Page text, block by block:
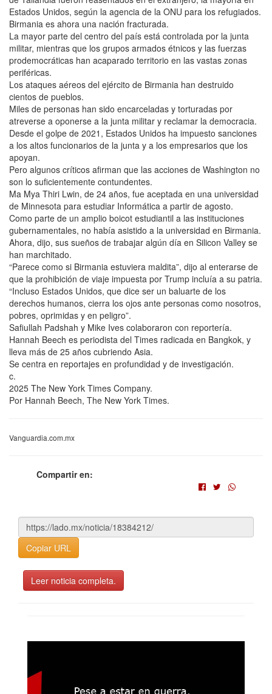
Estados Unidos, según la agencia de la ONU para los refugiados.
Birmania es ahora una nación fracturada.
La mayor parte del centro del país está controlada por la junta
militar, mientras que los grupos armados étnicos y las fuerzas
prodemocráticas han acaparado territorio en las vastas zonas
periféricas.
Los ataques aéreos del ejército de Birmania han destruido
cientos de pueblos.
Miles de personas han sido encarceladas y torturadas por
atreverse a oponerse a la junta militar y reclamar la democracia.
Desde el golpe de 2021, Estados Unidos ha impuesto sanciones
a los altos funcionarios de la junta y a los empresarios que los
apoyan.
Pero algunos críticos afirman que las acciones de Washington no
son lo suficientemente contundentes.
Ma Mya Thiri Lwin, de 24 años, fue aceptada en una universidad
de Minnesota para estudiar Informática a partir de agosto.
Como parte de un amplio boicot estudiantil a las instituciones
gubernamentales, no había asistido a la universidad en Birmania.
Ahora, dijo, sus sueños de trabajar algún día en Silicon Valley se
han marchitado.
“Parece como si Birmania estuviera maldita”, dijo al enterarse de
que la prohibición de viaje impuesta por Trump incluía a su patria.
“Incluso Estados Unidos, que dice ser un baluarte de los
derechos humanos, cierra los ojos ante personas como nosotros,
pobres, oprimidas y en peligro”.
Safiullah Padshah y Mike Ives colaboraron con reportería.
Hannah Beech es periodista del Times radicada en Bangkok, y
lleva más de 25 años cubriendo Asia.
Se centra en reportajes en profundidad y de investigación.
c.
2025 The New York Times Company.
Por Hannah Beech, The New York Times.
Vanguardia.com.mx
Compartir en:
Copiar URL
Leer noticia completa.